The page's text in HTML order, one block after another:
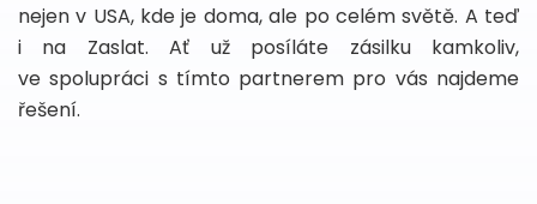
nejen v USA, kde je doma, ale po celém světě. A teď
i na Zaslat. Ať už posíláte zásilku kamkoliv,
ve spolupráci s tímto partnerem pro vás najdeme
řešení.